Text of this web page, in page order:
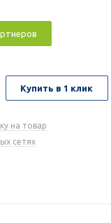
Купить в 1 клик
на товар
сетях